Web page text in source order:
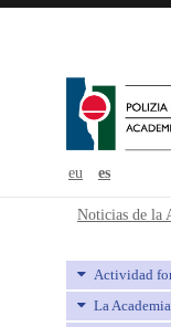
eu es
–
Noticias de la
Actividad
La